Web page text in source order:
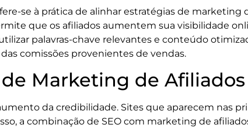
se à prática de alinhar estratégias de marketing
que os afiliados aumentem sua visibilidade
palavras-chave relevantes e conteúdo
comissões provenientes de vendas.
Marketing de Afiliados
da credibilidade. Sites que aparecem nas
a combinação de SEO com marketing de